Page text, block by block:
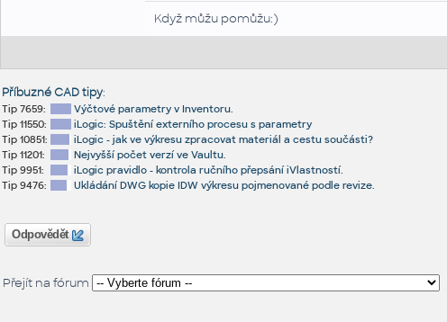
Když můžu pomůžu:)
Příbuzné CAD tipy:
Tip 7659:
Výčtové parametry v Inventoru.
Tip 11550:
iLogic: Spuštění externího procesu s parametry
Tip 10851:
iLogic - jak ve výkresu zpracovat materiál a cestu součásti?
Tip 11201:
Nejvyšší počet verzí ve Vaultu.
Tip 9951:
iLogic pravidlo - kontrola ručního přepsání iVlastností.
Tip 9476:
Ukládání DWG kopie IDW výkresu pojmenované podle revize.
Odpovědět
Přejít na fórum